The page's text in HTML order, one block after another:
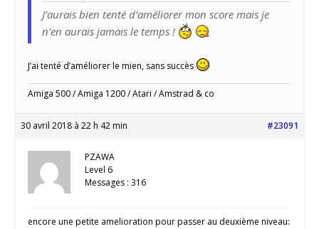
J’aurais bien tenté d’améliorer mon score mais je
n’en aurais jamais le temps !
J’ai tenté d’améliorer le mien, sans succès
Amiga 500 / Amiga 1200 / Atari / Amstrad & co
30 avril 2018 à 22 h 42 min #23091
PZAWA
Level 6
Messages : 316
encore une petite amelioration pour passer au deuxième niveau: